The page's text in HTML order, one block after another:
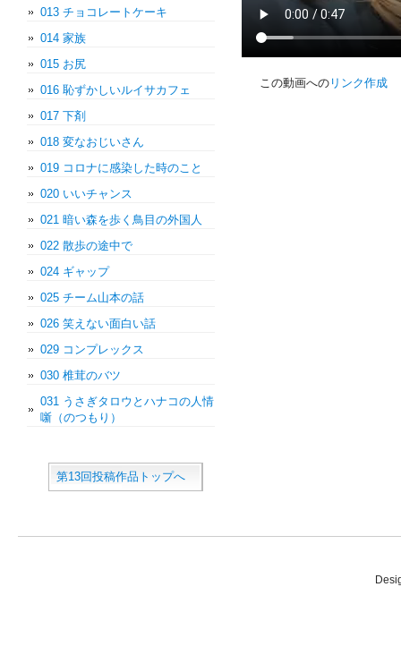
この動画への リンク作成
013 チョコレートケーキ
014 家族
015 お尻
016 恥ずかしいルイサカフェ
017 下剤
018 変なおじいさん
019 コロナに感染した時のこと
020 いいチャンス
021 暗い森を歩く鳥目の外国人
022 散歩の途中で
024 ギャップ
025 チーム山本の話
026 笑えない面白い話
029 コンプレックス
030 椎茸のバツ
031 うさぎタロウとハナコの人情
噺（のつもり）
第13回投稿作品トップへ